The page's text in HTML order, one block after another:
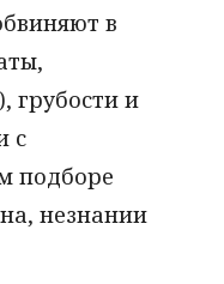
в
грубости и
с
подборе
незнании